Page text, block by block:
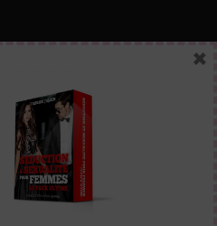
×